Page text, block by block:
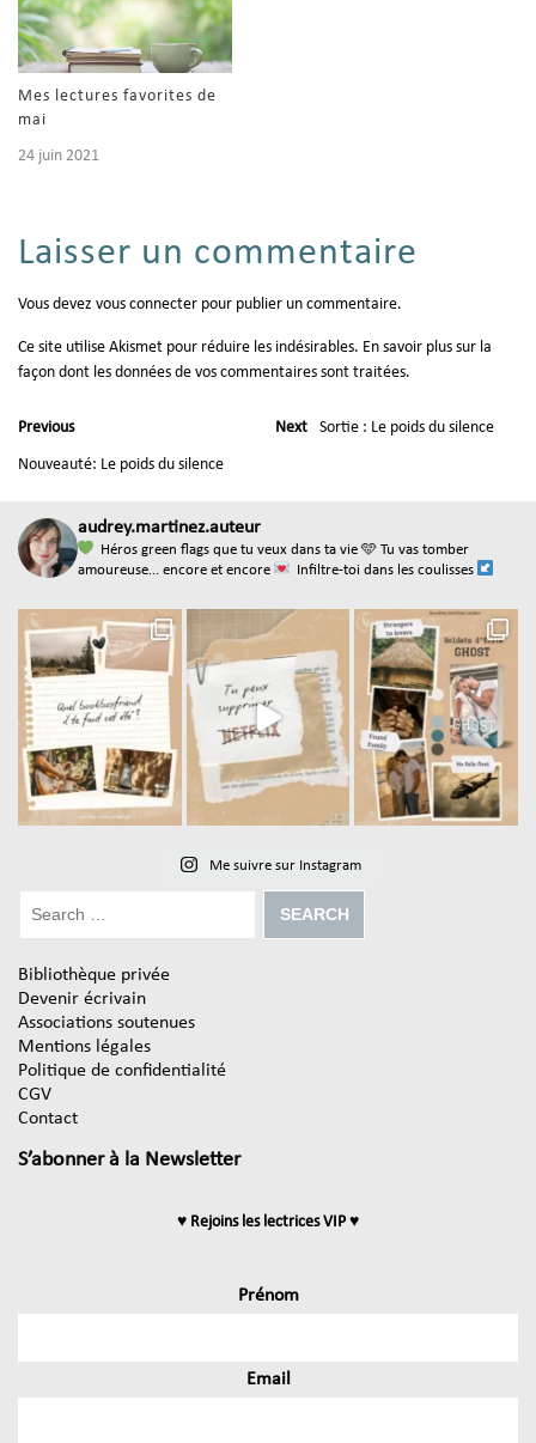
Mes lectures favorites de
mai
24 juin 2021
Laisser un commentaire
Vous devez vous connecter pour publier un commentaire.
Ce site utilise Akismet pour réduire les indésirables. En savoir plus sur la
façon dont les données de vos commentaires sont traitées.
Previous
Nouveauté: Le poids du silence
Next Sortie : Le poids du silence
audrey.martinez.auteur
Héros green flags que tu veux dans ta vie 🩵 Tu vas tomber
amoureuse... encore et encore
Infiltre-toi dans les coulisses
Me suivre sur Instagram
Bibliothèque privée
Devenir écrivain
Associations soutenues
Mentions légales
Politique de confidentialité
CGV
Contact
S’abonner à la Newsletter
♥ Rejoins les lectrices VIP ♥
Prénom
Email